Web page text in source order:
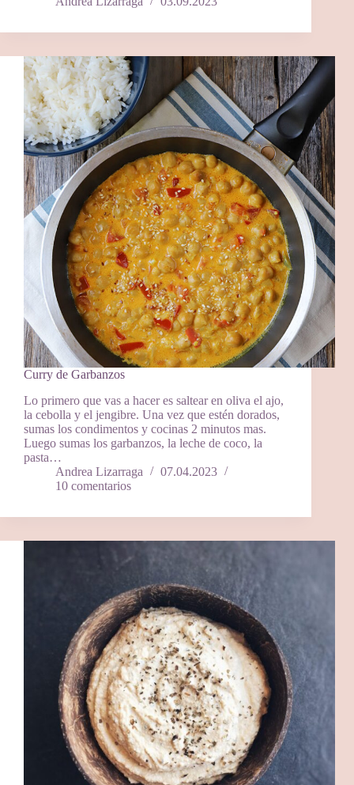
Curry de Garbanzos
Lo primero que vas a hacer es saltear en oliva el ajo,
la cebolla y el jengibre. Una vez que estén dorados,
sumas los condimentos y cocinas 2 minutos mas.
Luego sumas los garbanzos, la leche de coco, la
pasta…
Andrea Lizarraga
07.04.2023
10 comentarios